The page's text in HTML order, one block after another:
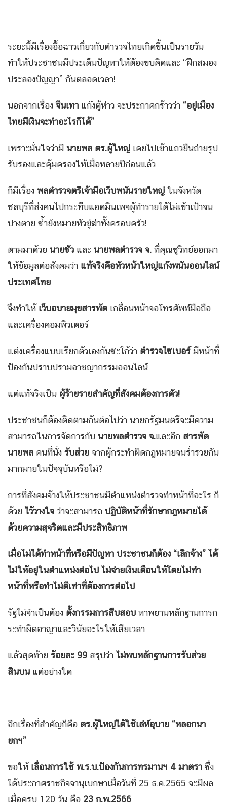
ระยะนี้มีเรื่องอื้อฉาวเกี่ยวกับตำรวจไทยเกิดขึ้นเป็นรายวัน
ทำให้ประชาชนมีประเด็นปัญหาให้ต้องขบคิดและ “ฝึกสมอง
ประลองปัญญา” กันตลอดเวลา!
นอกจากเรื่อง จีนเทา แก๊งตู้ห่าว จะประกาศกร้าวว่า “อยู่เมือง
ไทยมีเงินจะทำอะไรก็ได้”
เพราะมั่นใจว่ามี นายพล ตร.ผู้ใหญ่ เคยไปเข้าแถวยืนถ่ายรูป
รับรองและคุ้มครองให้เมื่อหลายปีก่อนแล้ว
ก็มีเรื่อง พลตำรวจตรีเจ้ามือเว็บพนันรายใหญ่ ในจังหวัด
ชลบุรีที่ส่งคนไปกระทืบแอดมินเพจผู้ทำรายได้ไม่เข้าเป้าจน
ปางตาย ซ้ำยังหมายหัวขู่ฆ่าทั้งครอบครัว!
ตามมาด้วย นายซัว และ นายพลตำรวจ จ. ที่คุณชูวิทย์ออกมา
ให้ข้อมูลต่อสังคมว่า แท้จริงคือหัวหน้าใหญ่แก๊งพนันออนไลน์
ประเทศไทย
จึงทำให้ เว็บอบายมุขสารพัด เกลื่อนหน้าจอโทรศัพท์มือถือ
และเครื่องคอมพิวเตอร์
แต่งเครื่องแบบเรียกตัวเองกันซะโก้ว่า ตำรวจไซเบอร์มีหน้าที่
ป้องกันปราบปรามอาชญากรรมออนไลน์
แต่แท้จริงเป็น ผู้ร้ายรายสำคัญที่สังคมต้องการตัว!
ประชาชนก็ต้องติดตามกันต่อไปว่า นายกรัฐมนตรีจะมีความ
สามารถในการจัดการกับ นายพลตำรวจ จ.และอีก สารพัด
นายพล คนที่นั่ง รับส่วย จากผู้กระทำผิดกฎหมายจนร่ำรวยกัน
มากมายในปัจจุบันหรือไม่?
การที่สังคมจ้างให้ประชาชนมีตำแหน่งตำรวจทำหน้าที่อะไร ก็
ด้วย ไว้วางใจ ว่าจะสามารถ ปฏิบัติหน้าที่รักษากฎหมายได้
ด้วยความสุจริตและมีประสิทธิภาพ
เมื่อไม่ได้ทำหน้าที่หรือมีปัญหา ประชาชนก็ต้อง “เลิกจ้าง” ได้
ไม่ให้อยู่ในตำแหน่งต่อไป ไม่จ่ายเงินเดือนให้โดยไม่ทำ
หน้าที่หรือทำไม่ดีเท่าที่ต้องการต่อไป
รัฐไม่จำเป็นต้อง ตั้งกรรมการสืบสอบ หาพยานหลักฐานการก
ระทำผิดอาญาและวินัยอะไรให้เสียเวลา
แล้วสุดท้าย ร้อยละ 99 สรุปว่า ไม่พบหลักฐานการรับส่วย
สินบน แต่อย่างใด
อีกเรื่องที่สำคัญก็คือ ตร.ผู้ใหญ่ได้ใช้เล่ห์อุบาย “หลอกนา
ยกฯ”
ขอให้ เลื่อนการใช้ พ.ร.บ.ป้องกันการทรมานฯ 4 มาตรา ซึ่ง
ได้ประกาศราชกิจจานุเบกษาเมื่อวันที่ 25 ธ.ค.2565 จะมีผล
เมื่อครบ 120 วัน คือ 23 ก.พ.2566